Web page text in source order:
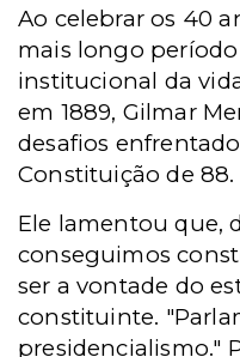
Ao celebrar os 40
mais longo
institucional da
em 1889, Gilmar
desafios
Constituição de 88.
Ele lamentou que,
conseguimos
ser a vontade do
constituinte.
presidencialismo."